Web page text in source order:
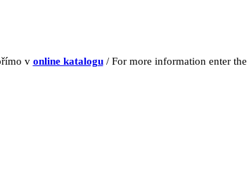
v online katalogu/ For more information enter the